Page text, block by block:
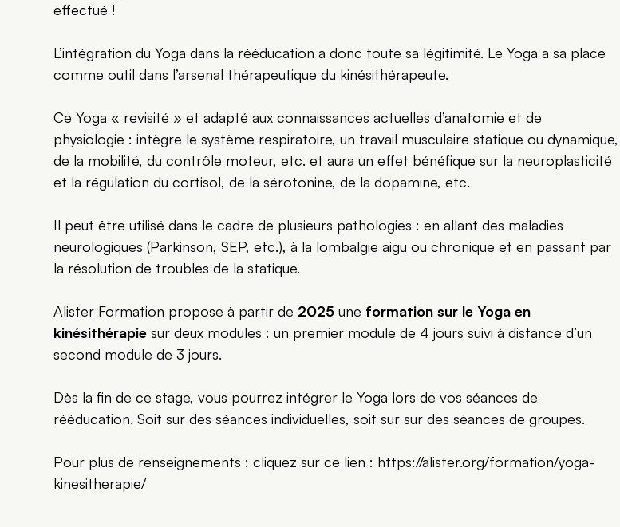
effectué !
L’intégration du Yoga dans la rééducation a donc toute sa légitimité. Le Yoga a sa place
comme outil dans l’arsenal thérapeutique du kinésithérapeute.
Ce Yoga « revisité » et adapté aux connaissances actuelles d’anatomie et de
physiologie : intègre le système respiratoire, un travail musculaire statique ou dynamique,
de la mobilité, du contrôle moteur, etc. et aura un effet bénéfique sur la neuroplasticité
et la régulation du cortisol, de la sérotonine, de la dopamine, etc.
Il peut être utilisé dans le cadre de plusieurs pathologies : en allant des maladies
neurologiques (Parkinson, SEP, etc.), à la lombalgie aigu ou chronique et en passant par
la résolution de troubles de la statique.
Alister Formation propose à partir de 2025 une formation sur le Yoga en
kinésithérapie sur deux modules : un premier module de 4 jours suivi à distance d’un
second module de 3 jours.
Dès la fin de ce stage, vous pourrez intégrer le Yoga lors de vos séances de
rééducation. Soit sur des séances individuelles, soit sur sur des séances de groupes.
Pour plus de renseignements : cliquez sur ce lien : https://alister.org/formation/yoga-
kinesitherapie/